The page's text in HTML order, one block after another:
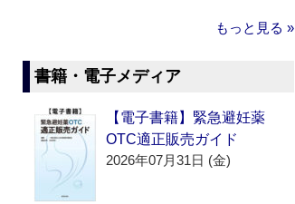
もっと見る »
書籍・電子メディア
【電子書籍】緊急避妊薬
OTC適正販売ガイド
2026年07月31日 (金)